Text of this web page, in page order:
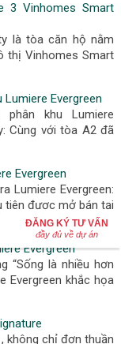
3 Vinhomes Smart
là tòa căn hộ nằm
thị Vinhomes Smart
Evergreen
khu Lumiere
Cùng với tòa A2 đã
Evergreen
Lumiere Evergreen:
tiên được mở bán tại
Evergreen
“Sống là nhiều hơn
Evergreen khắc họa
không chỉ đơn thuần
ĐĂNG KÝ TƯ VẤN
đầy đủ về dự án